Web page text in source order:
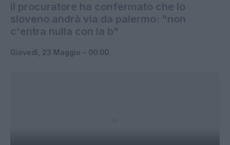
il procuratore ha confermato che lo
sloveno andrà via da palermo: "non
c'entra nulla con la b"
Giovedì, 23 Maggio - 00:00